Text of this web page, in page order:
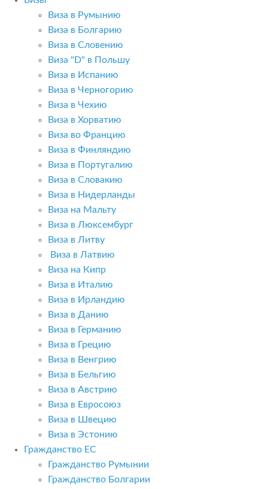
Виза в Румынию
Виза в Болгарию
Виза в Словению
Виза "D" в Польшу
Виза в Испанию
Виза в Черногорию
Виза в Чехию
Виза в Хорватию
Виза во Францию
Виза в Финляндию
Виза в Португалию
Виза в Словакию
Виза в Нидерланды
Виза на Мальту
Виза в Люксембург
Виза в Литву
Виза в Латвию
Виза на Кипр
Виза в Италию
Виза в Ирландию
Виза в Данию
Виза в Германию
Виза в Грецию
Виза в Венгрию
Виза в Бельгию
Виза в Австрию
Виза в Евросоюз
Виза в Швецию
Виза в Эстонию
Гражданство ЕС
Гражданство Румынии
Гражданство Болгарии